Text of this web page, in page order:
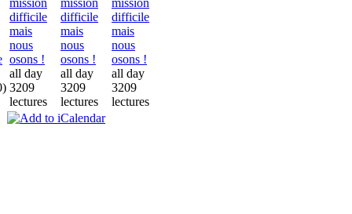
difficile
mais
nous
osons !
all day
3209
lectures
difficile
mais
nous
osons !
all day
3209
lectures
difficile
mais
nous
osons !
all day
3209
lectures